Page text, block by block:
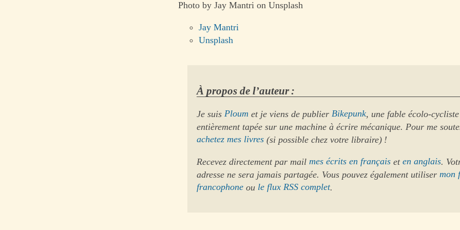
Photo by Jay Mantri on Unsplash
Jay Mantri
Unsplash
À propos de l’auteur :
Je suisPloum et je viens de publierBikepunk, une fable écolo-cycliste
entièrement tapée sur une machine à écrire mécanique. Pour me
achetez mes livres (si possible chez votre libraire) !
Recevez directement par mailmes écrits en français eten anglais.
adresse ne sera jamais partagée. Vous pouvez également utilisermon
francophone ou le flux RSS complet.